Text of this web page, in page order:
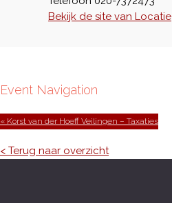
Bekijk de site van Locatie
Event Navigation
« Korst van der Hoeff Veilingen – Taxaties
< Terug naar overzicht